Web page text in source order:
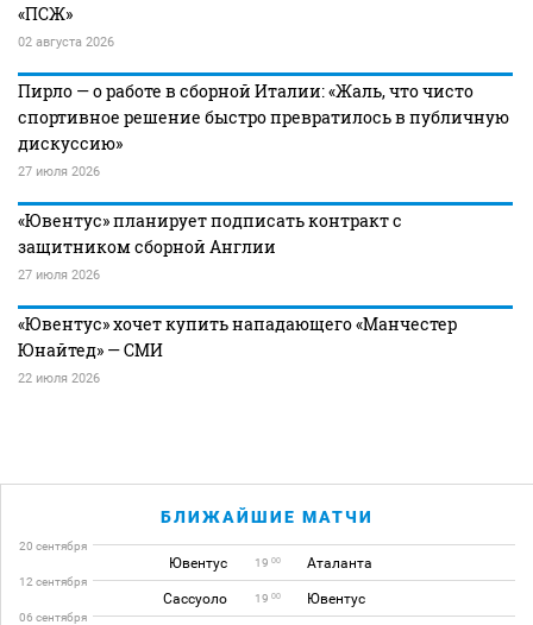
«ПСЖ»
02 августа 2026
Пирло — о работе в сборной Италии: «Жаль, что чисто
спортивное решение быстро превратилось в публичную
дискуссию»
27 июля 2026
«Ювентус» планирует подписать контракт с
защитником сборной Англии
27 июля 2026
«Ювентус» хочет купить нападающего «Манчестер
Юнайтед» — СМИ
22 июля 2026
БЛИЖАЙШИЕ МАТЧИ
20 сентября
Ювентус 19 00 Аталанта
12 сентября
Сассуоло 19 00 Ювентус
06 сентября